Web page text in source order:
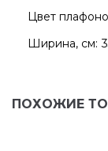
Цвет
Ширина, см:
ПОХОЖИЕ